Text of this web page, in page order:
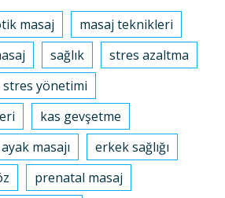
masaj
masaj teknikleri
sağlık
stres azaltma
stres yönetimi
kas gevşetme
ayak masajı
erkek sağlığı
prenatal masaj